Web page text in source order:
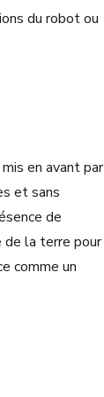
du robot ou
en avant par
et sans
de
de la terre pour
comme un